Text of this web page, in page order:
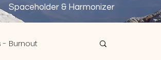
Spaceholder & Harmonizer
- Burnout